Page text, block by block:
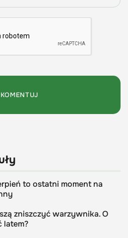
to ostatni moment na
zniszczyć warzywnika. O
latem?